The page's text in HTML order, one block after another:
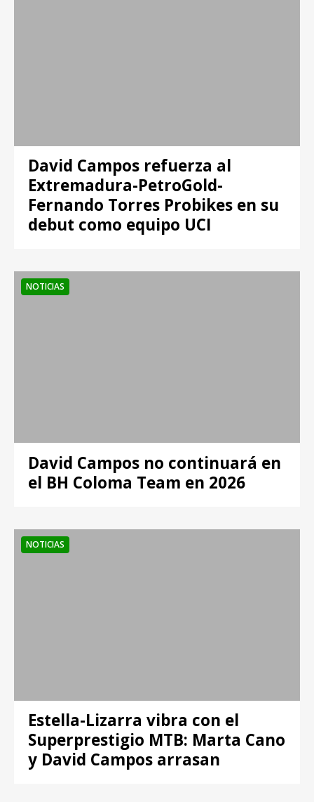
David Campos refuerza al
Extremadura-PetroGold-
Fernando Torres Probikes en su
debut como equipo UCI
NOTICIAS
David Campos no continuará en
el BH Coloma Team en 2026
NOTICIAS
Estella-Lizarra vibra con el
Superprestigio MTB: Marta Cano
y David Campos arrasan